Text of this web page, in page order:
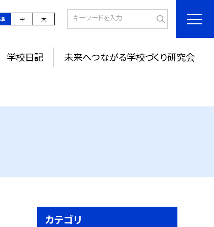
中 大
学校日記 未来へつながる学校づくり研究会
カテゴリ